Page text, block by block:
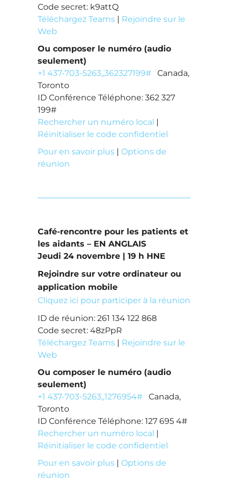
Code secret: k9attQ
Téléchargez Teams | Rejoindre sur le
Web
Ou composer le numéro (audio
seulement)
+1 437-703-5263,,362327199# Canada,
Toronto
ID Conférence Téléphone: 362 327
199#
Rechercher un numéro local |
Réinitialiser le code confidentiel
Pour en savoir plus | Options de
réunion
Café-rencontre pour les patients et
les aidants – EN ANGLAIS
Jeudi 24 novembre | 19 h HNE
Rejoindre sur votre ordinateur ou
application mobile
Cliquez ici pour participer à la réunion
ID de réunion: 261 134 122 868
Code secret: 48zPpR
Téléchargez Teams | Rejoindre sur le
Web
Ou composer le numéro (audio
seulement)
+1 437-703-5263,,1276954# Canada,
Toronto
ID Conférence Téléphone: 127 695 4#
Rechercher un numéro local |
Réinitialiser le code confidentiel
Pour en savoir plus | Options de
réunion